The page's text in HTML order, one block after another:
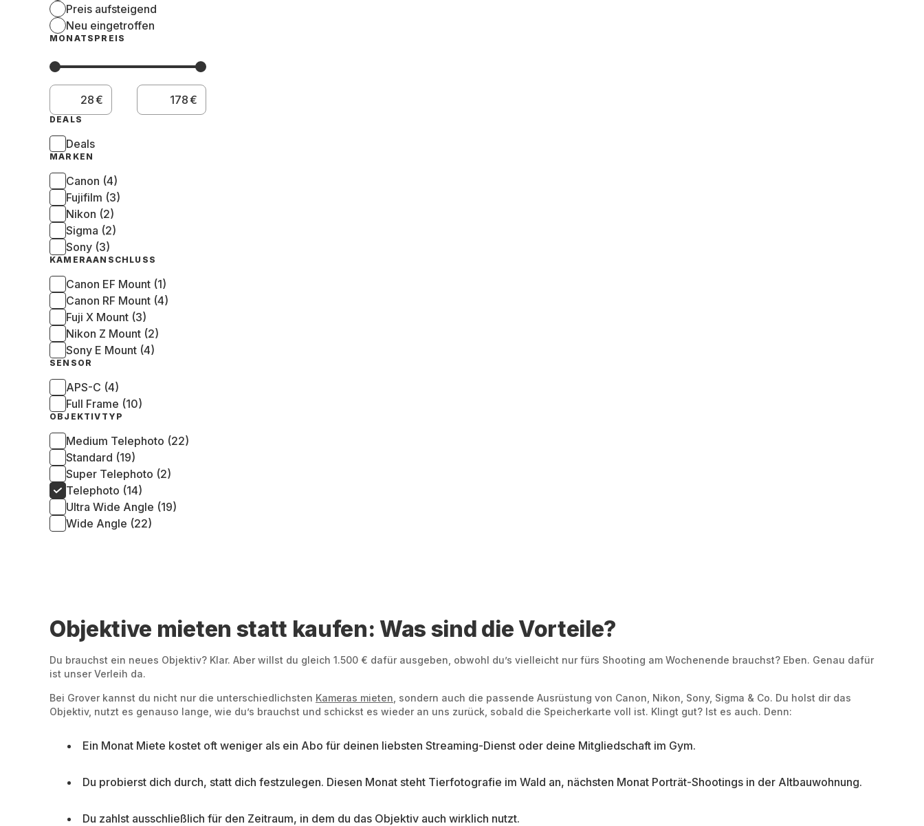
Preis aufsteigend
Neu eingetroffen
MONATSPREIS
€ €
DEALS
Deals
MARKEN
Canon (4)
Fujifilm (3)
Nikon (2)
Sigma (2)
Sony (3)
KAMERAANSCHLUSS
Canon EF Mount (1)
Canon RF Mount (4)
Fuji X Mount (3)
Nikon Z Mount (2)
Sony E Mount (4)
SENSOR
APS-C (4)
Full Frame (10)
OBJEKTIVTYP
Medium Telephoto (22)
Standard (19)
Super Telephoto (2)
Telephoto (14)
Ultra Wide Angle (19)
Wide Angle (22)
Objektive mieten statt kaufen: Was sind die Vorteile?
Du brauchst ein neues Objektiv? Klar. Aber willst du gleich 1.500 € dafür ausgeben, obwohl du’s vielleicht nur fürs Shooting am Wochenende brauchst? Eben. Genau dafür
ist unser Verleih da.
Bei Grover kannst du nicht nur die unterschiedlichsten Kameras mieten , sondern auch die passende Ausrüstung von Canon, Nikon, Sony, Sigma & Co. Du holst dir das
Objektiv, nutzt es genauso lange, wie du’s brauchst und schickst es wieder an uns zurück, sobald die Speicherkarte voll ist. Klingt gut? Ist es auch. Denn:
Ein Monat Miete kostet oft weniger als ein Abo für deinen liebsten Streaming-Dienst oder deine Mitgliedschaft im Gym.
Du probierst dich durch, statt dich festzulegen. Diesen Monat steht Tierfotografie im Wald an, nächsten Monat Porträt-Shootings in der Altbauwohnung.
Du zahlst ausschließlich für den Zeitraum, in dem du das Objektiv auch wirklich nutzt.